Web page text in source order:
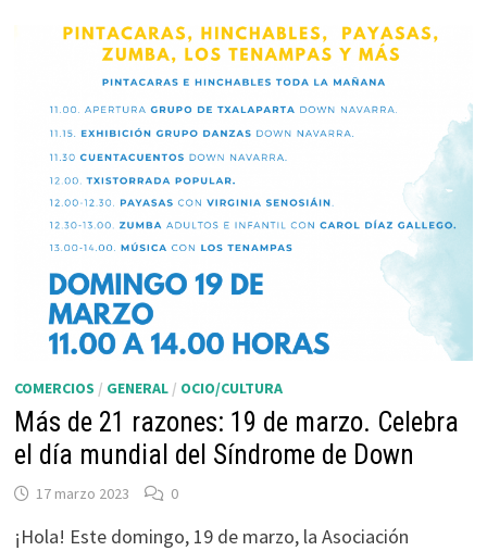
COMERCIOS / GENERAL/ OCIO/CULTURA
Más de 21 razones: 19 de marzo. Celebra
el día mundial del Síndrome de Down
17 marzo 2023 0
¡Hola! Este domingo, 19 de marzo, la Asociación